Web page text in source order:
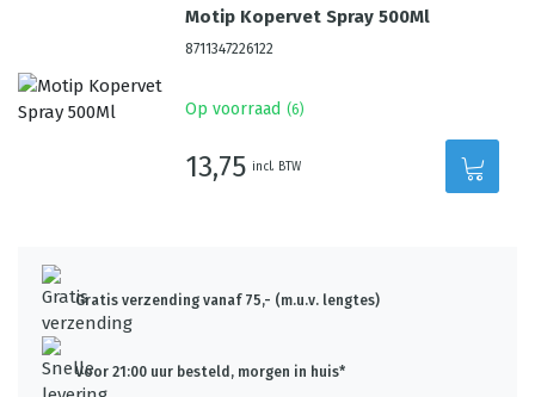
Motip Kopervet Spray 500Ml
8711347226122
Op voorraad (6)
13,75 incl. BTW
Gratis verzending vanaf 75,- (m.u.v. lengtes)
Voor 21:00 uur besteld, morgen in huis*